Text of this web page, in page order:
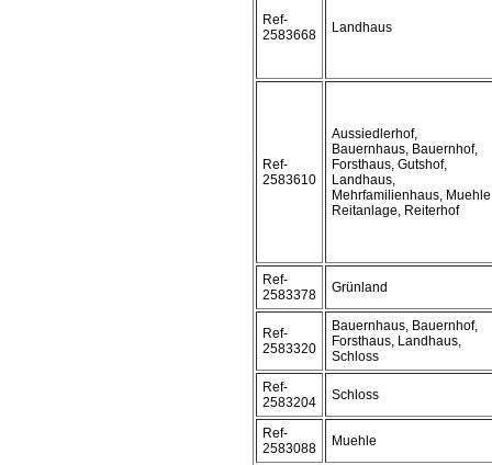
Ref-
2583668
Landhaus
Ref-
2583610
Aussiedlerhof,
Bauernhaus, Bauernhof,
Forsthaus, Gutshof,
Landhaus,
Mehrfamilienhaus,
Reitanlage, Reiterhof
Ref-
2583378
Grünland
Ref-
2583320
Bauernhaus, Bauernhof,
Forsthaus, Landhaus,
Schloss
Ref-
2583204
Schloss
Ref-
2583088
Muehle